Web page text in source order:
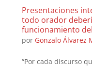
Presentaciones
todo orador
funcionamiento
por Gonzalo Álvarez
“Por cada discurso